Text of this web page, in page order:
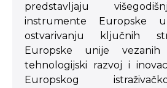
predstavljaju
instrumente Europske
ostvarivanju ključnih
Europske unije vezanih
tehnologijski razvoj i
Europskog